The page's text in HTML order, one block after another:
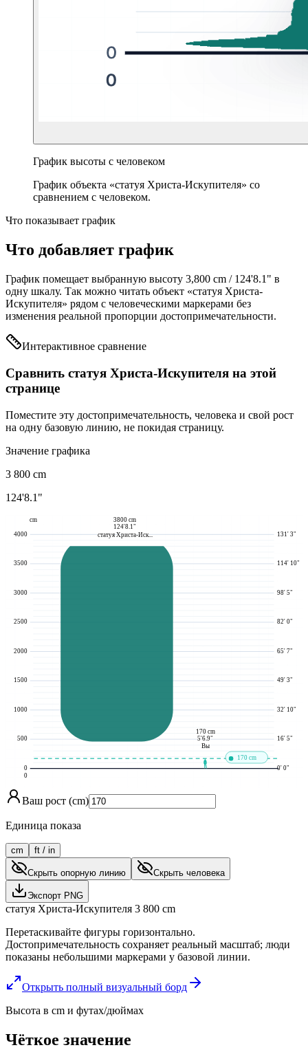
График высоты с человеком
График объекта «статуя Христа-Искупителя» со
сравнением с человеком.
Что показывает график
Что добавляет график
График помещает выбранную высоту 3,800 cm / 124'8.1" в
одну шкалу. Так можно читать объект «статуя Христа-
Искупителя» рядом с человеческими маркерами без
изменения реальной пропорции достопримечательности.
Интерактивное сравнение
Сравнить статуя Христа-Искупителя на этой
странице
Поместите эту достопримечательность, человека и свой рост
на одну базовую линию, не покидая страницу.
Значение графика
3 800 cm
124'8.1"
0 0' 0"
500 16' 5"
1000 32' 10"
1500 49' 3"
2000 65' 7"
2500 82' 0"
3000 98' 5"
3500 114' 10"
4000 131' 3"
170 cm
170 cm
5'6.9"
Вы
3800 cm
124'8.1"
статуя Христа-Иск...
0
cm
Ваш рост (cm)
Единица показа
cm ft / in
Скрыть опорную линию Скрыть человека
Экспорт PNG
статуя Христа-Искупителя 3 800 cm
Перетаскивайте фигуры горизонтально.
Достопримечательность сохраняет реальный масштаб; люди
показаны небольшими маркерами у базовой линии.
Открыть полный визуальный борд
Высота в cm и футах/дюймах
Чёткое значение